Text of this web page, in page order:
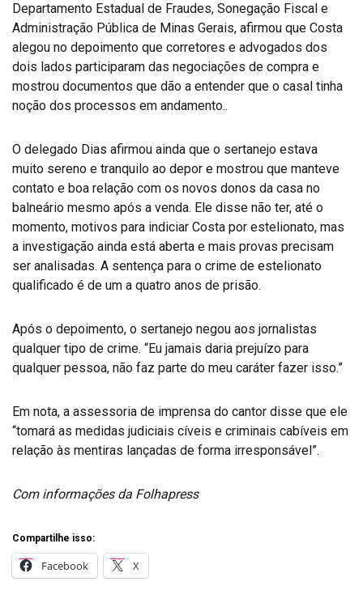
Departamento Estadual de Fraudes, Sonegação Fiscal e
Administração Pública de Minas Gerais, afirmou que Costa
alegou no depoimento que corretores e advogados dos
dois lados participaram das negociações de compra e
mostrou documentos que dão a entender que o casal tinha
noção dos processos em andamento..
O delegado Dias afirmou ainda que o sertanejo estava
muito sereno e tranquilo ao depor e mostrou que manteve
contato e boa relação com os novos donos da casa no
balneário mesmo após a venda. Ele disse não ter, até o
momento, motivos para indiciar Costa por estelionato, mas
a investigação ainda está aberta e mais provas precisam
ser analisadas. A sentença para o crime de estelionato
qualificado é de um a quatro anos de prisão.
Após o depoimento, o sertanejo negou aos jornalistas
qualquer tipo de crime. “Eu jamais daria prejuízo para
qualquer pessoa, não faz parte do meu caráter fazer isso.”
Em nota, a assessoria de imprensa do cantor disse que ele
“tomará as medidas judiciais cíveis e criminais cabíveis em
relação às mentiras lançadas de forma irresponsável”.
Com informações da Folhapress
Compartilhe isso:
Facebook X